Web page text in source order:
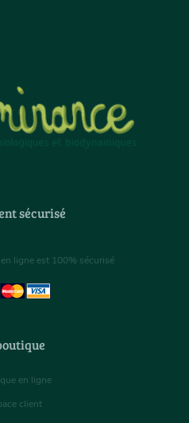
sécurisé
ligne est 100% sécurisé
en ligne
client